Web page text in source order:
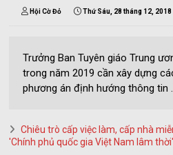
Hội Cờ Đỏ Thứ Sáu, 28 tháng 12, 2018
Trưởng Ban Tuyên giáo Trung
trong năm 2019 cần xây dựng
phương án định hướng thông tin
Chiêu trò cấp việc làm, cấp nhà
'Chính phủ quốc gia Việt Nam lâm thời'